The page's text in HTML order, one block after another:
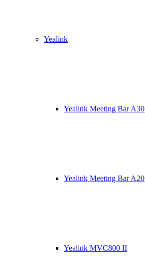
Yealink
Yealink Meeting Bar A30
Yealink Meeting Bar A20
Yealink MVC800 II